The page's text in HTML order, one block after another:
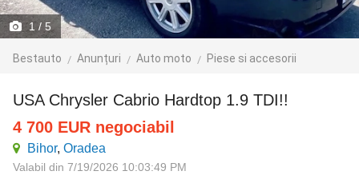
1 / 5
Bestauto Anunțuri Auto moto Piese si accesorii
USA Chrysler Cabrio Hardtop 1.9 TDI!!
4 700 EUR negociabil
Bihor, Oradea
Valabil din 7/19/2026 10:03:49 PM